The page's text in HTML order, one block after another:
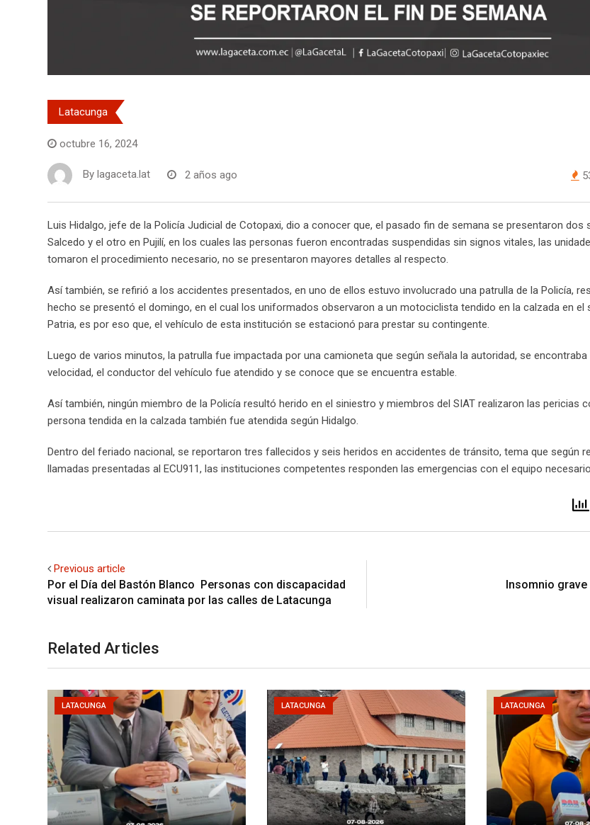
Latacunga
octubre 16, 2024
By lagaceta.lat 2 años ago
Luis Hidalgo, jefe de la Policía Judicial de Cotopaxi, dio a conocer que, el pasado fin de semana se presentaron dos
Salcedo y el otro en Pujilí, en los cuales las personas fueron encontradas suspendidas sin signos vitales, las
tomaron el procedimiento necesario, no se presentaron mayores detalles al respecto.
Así también, se refirió a los accidentes presentados, en uno de ellos estuvo involucrado una patrulla de la Policía,
hecho se presentó el domingo, en el cual los uniformados observaron a un motociclista tendido en la calzada en el
Patria, es por eso que, el vehículo de esta institución se estacionó para prestar su contingente.
Luego de varios minutos, la patrulla fue impactada por una camioneta que según señala la autoridad, se
velocidad, el conductor del vehículo fue atendido y se conoce que se encuentra estable.
Así también, ningún miembro de la Policía resultó herido en el siniestro y miembros del SIAT realizaron las pericias
persona tendida en la calzada también fue atendida según Hidalgo.
Dentro del feriado nacional, se reportaron tres fallecidos y seis heridos en accidentes de tránsito, tema que según
llamadas presentadas al ECU911, las instituciones competentes responden las emergencias con el equipo
Previous article
Por el Día del Bastón Blanco Personas con discapacidad
visual realizaron caminata por las calles de Latacunga
Insomnio
Related Articles
LATACUNGA LATACUNGA LATACUNGA